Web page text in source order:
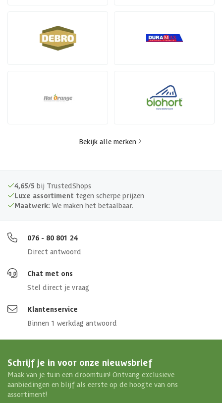
Bekijk alle merken
4,65/5 bij TrustedShops
Luxe assortiment tegen scherpe prijzen
Maatwerk: We maken het betaalbaar.
076 - 80 801 24
Direct antwoord
Chat met ons
Stel direct je vraag
Klantenservice
Binnen 1 werkdag antwoord
Schrijf je in voor onze nieuwsbrief
Maak van je tuin een droomtuin! Ontvang exclusieve
aanbiedingen en blijf als eerste op de hoogte van ons
assortiment!